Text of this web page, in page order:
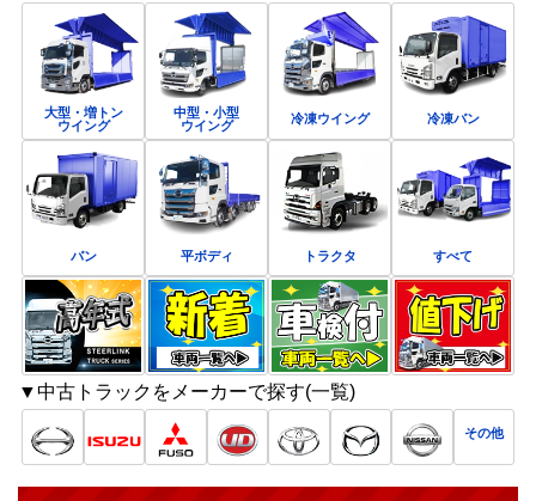
大型・増トン
ウイング
中型・小型
ウイング
冷凍ウイング 冷凍バン
バン 平ボディ トラクタ すべて
▼中古トラックをメーカーで探す(一覧)
その他